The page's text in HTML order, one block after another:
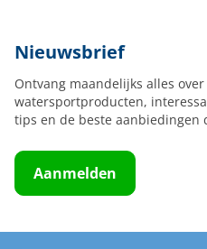
Nieuwsbrief
Ontvang maandelijks alles
watersportproducten,
tips en de beste aanbiedingen
Aanmelden